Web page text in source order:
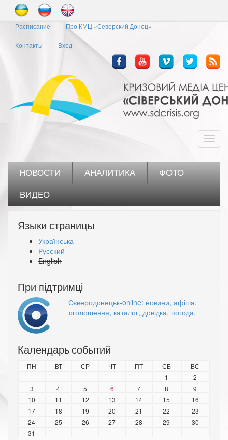
Перейти
основному
Расписание Про КМЦ «Северский Донец»
Контакты Вход
НОВОСТИ АНАЛИТИКА
ФОТО
ВИДЕО
Языки страницы
Українська
Русский
English
При підтримці
Сєверодонецьк-online: новини, афіша,
оголошення, каталог, довідка, погода.
Календарь событий
ПН ВТ СР ЧТ ПТ СБ
ВС
1
2
3
4 5 6 7 8
9
10
11 12 13 14 15
16
17
18 19 20 21 22
23
24
25 26 27 28 29
30
31